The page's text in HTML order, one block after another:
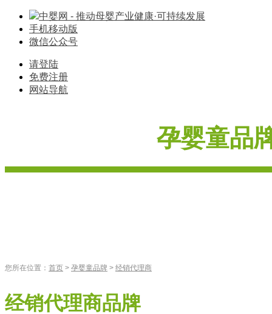
中婴网 - 推动母婴产业健康·可持续发展
手机移动版
微信公众号
请登陆
免费注册
网站导航
孕婴童品
您所在位置： 首页 > 孕婴童品牌 > 经销代理商
经销代理商品牌